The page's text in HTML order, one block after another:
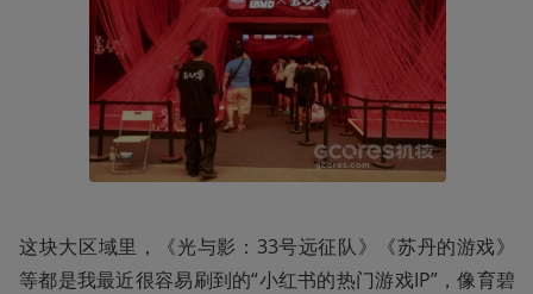
这块大区域里，《光与影：33号远征队》《苏丹的游戏》
等都是我最近很容易刷到的“小红书的热门游戏IP”，像育碧